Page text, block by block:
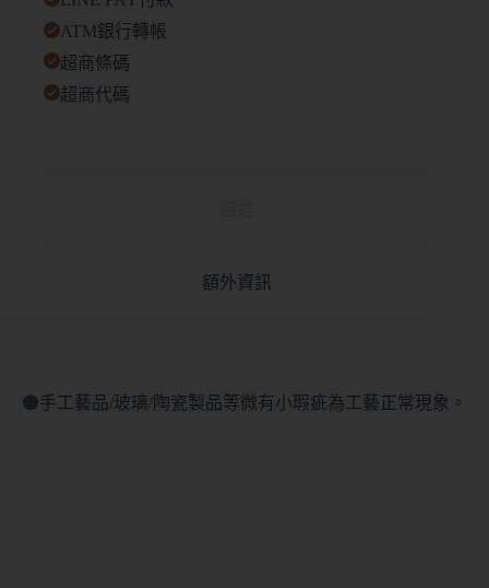
ATM銀行轉帳
超商條碼
超商代碼
額外資訊
🟠手工藝品/玻璃/陶瓷製品等微有小瑕疵為工藝正常現象。